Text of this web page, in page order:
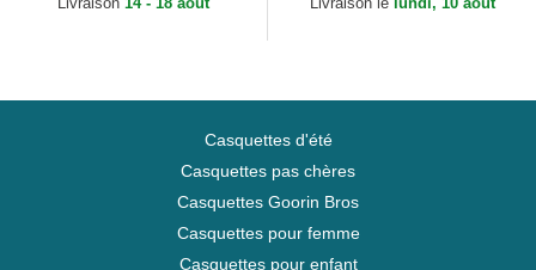
Casquettes d'été
Casquettes pas chères
Casquettes Goorin Bros
Casquettes pour femme
Casquettes pour enfant